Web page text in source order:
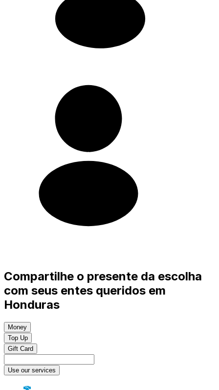
Compartilhe o presente da escolha
com seus entes queridos em
Honduras
Money
Top Up
Gift Card
Use our services